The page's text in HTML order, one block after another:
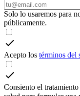
Solo lo usaremos para
públicamente.
Acepto los términos del
Consiento el